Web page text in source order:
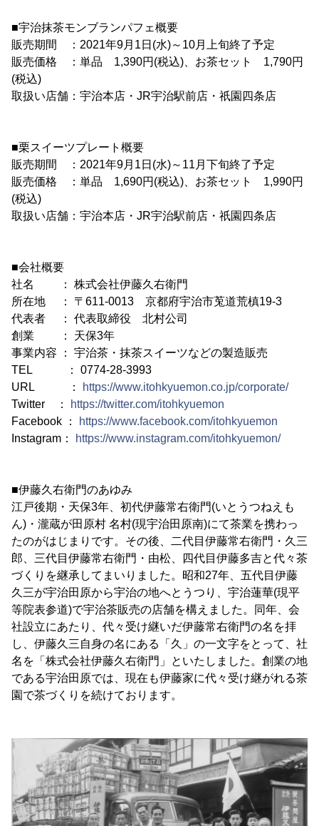
■宇治抹茶モンブランパフェ概要
販売期間 ：2021年9月1日(水)～10月上旬終了予定
販売価格 ：単品 1,390円(税込)、お茶セット 1,790円
(税込)
取扱い店舗：宇治本店・JR宇治駅前店・祇園四条店
■栗スイーツプレート概要
販売期間 ：2021年9月1日(水)～11月下旬終了予定
販売価格 ：単品 1,690円(税込)、お茶セット 1,990円
(税込)
取扱い店舗：宇治本店・JR宇治駅前店・祇園四条店
■会社概要
社名 ： 株式会社伊藤久右衛門
所在地 ： 〒611-0013 京都府宇治市莵道荒槙19-3
代表者 ： 代表取締役 北村公司
創業 ： 天保3年
事業内容 ： 宇治茶・抹茶スイーツなどの製造販売
TEL ： 0774-28-3993
URL ：
https://www.itohkyuemon.co.jp/corporate/
Twitter ：
https://twitter.com/itohkyuemon
Facebook ：
https://www.facebook.com/itohkyuemon
Instagram：
https://www.instagram.com/itohkyuemon/
■伊藤久右衛門のあゆみ
江戸後期・天保3年、初代伊藤常右衛門(いとうつねえも
ん)・瀧蔵が田原村 名村(現宇治田原南)にて茶業を携わっ
たのがはじまりです。その後、二代目伊藤常右衛門・久三
郎、三代目伊藤常右衛門・由松、四代目伊藤多吉と代々茶
づくりを継承してまいりました。昭和27年、五代目伊藤
久三が宇治田原から宇治の地へとうつり、宇治蓮華(現平
等院表参道)で宇治茶販売の店舗を構えました。同年、会
社設立にあたり、代々受け継いだ伊藤常右衛門の名を拝
し、伊藤久三自身の名にある「久」の一文字をとって、社
名を「株式会社伊藤久右衛門」といたしました。創業の地
である宇治田原では、現在も伊藤家に代々受け継がれる茶
園で茶づくりを続けております。